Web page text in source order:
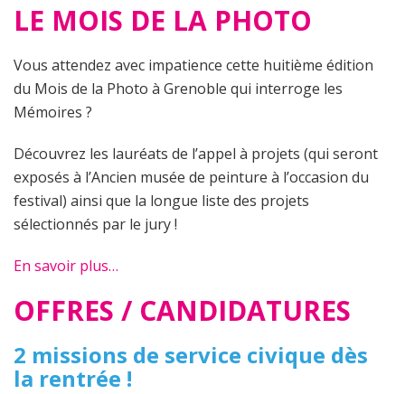
LE MOIS DE LA PHOTO
Vous attendez avec impatience cette huitième édition
du Mois de la Photo à Grenoble qui interroge les
Mémoires ?
Découvrez les lauréats de l’appel à projets (qui seront
exposés à l’Ancien musée de peinture à l’occasion du
festival) ainsi que la longue liste des projets
sélectionnés par le jury !
En savoir plus…
OFFRES / CANDIDATURES
2 missions de service civique dès
la rentrée !